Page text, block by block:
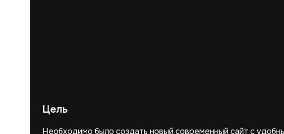
Цель
Необходимо было создать новый современный сайт с